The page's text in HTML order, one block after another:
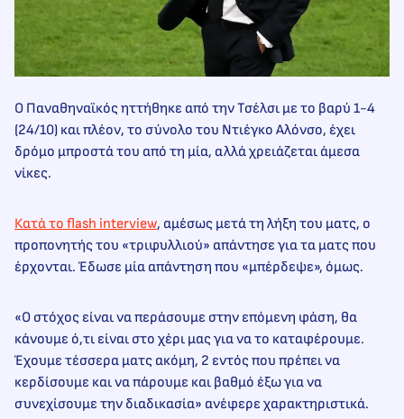
Ο Παναθηναϊκός ηττήθηκε από την Τσέλσι με το βαρύ 1-4
(24/10) και πλέον, το σύνολο του Ντιέγκο Αλόνσο, έχει
δρόμο μπροστά του από τη μία, αλλά χρειάζεται άμεσα
νίκες.
Κατά το flash interview, αμέσως μετά τη λήξη του ματς, ο
προπονητής του «τριφυλλιού» απάντησε για τα ματς που
έρχονται. Έδωσε μία απάντηση που «μπέρδεψε», όμως.
«Ο στόχος είναι να περάσουμε στην επόμενη φάση, θα
κάνουμε ό,τι είναι στο χέρι μας για να το καταφέρουμε.
Έχουμε τέσσερα ματς ακόμη, 2 εντός που πρέπει να
κερδίσουμε και να πάρουμε και βαθμό έξω για να
συνεχίσουμε την διαδικασία» ανέφερε χαρακτηριστικά.